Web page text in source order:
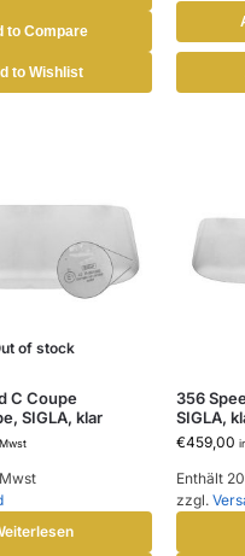
to Compare
to Wishlist
of stock
C Coupe
SIGLA, klar
356
SIGLA,
€459,00
Enthält
zzgl.